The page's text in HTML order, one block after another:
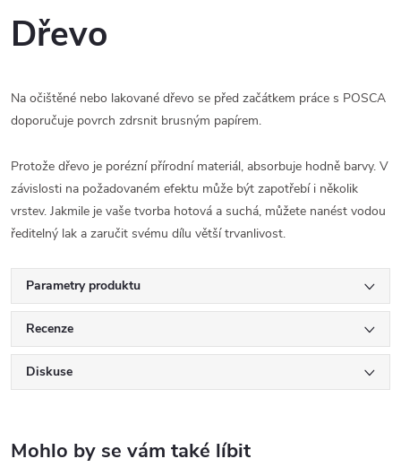
Dřevo
Na očištěné nebo lakované dřevo se před začátkem práce s POSCA
doporučuje povrch zdrsnit brusným papírem.
Protože dřevo je porézní přírodní materiál, absorbuje hodně barvy. V
závislosti na požadovaném efektu může být zapotřebí i několik
vrstev. Jakmile je vaše tvorba hotová a suchá, můžete nanést vodou
ředitelný lak a zaručit svému dílu větší trvanlivost.
Parametry produktu
Recenze
Diskuse